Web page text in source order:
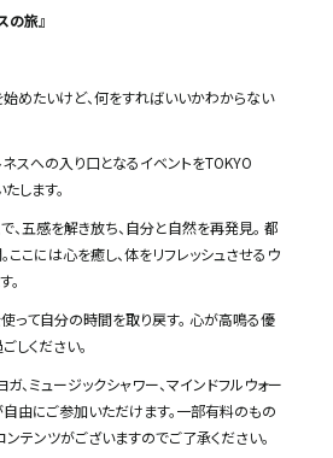
の旅』
めたいけど、何をすればいいかわからない
スへの入り口となるイベントをTOKYO
します。
、五感を解き放ち、自分と自然を再発見。 都
こには心を癒し、体をリフレッシュさせるウ
。
って自分の時間を取り戻す。 心が高鳴る優
しください。
、ミュージックシャワー、マインドフルウォー
自由にご参加いただけます。一部有料のもの
テンツがございますのでご了承ください。